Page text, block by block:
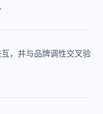
，并与品牌调性交叉验